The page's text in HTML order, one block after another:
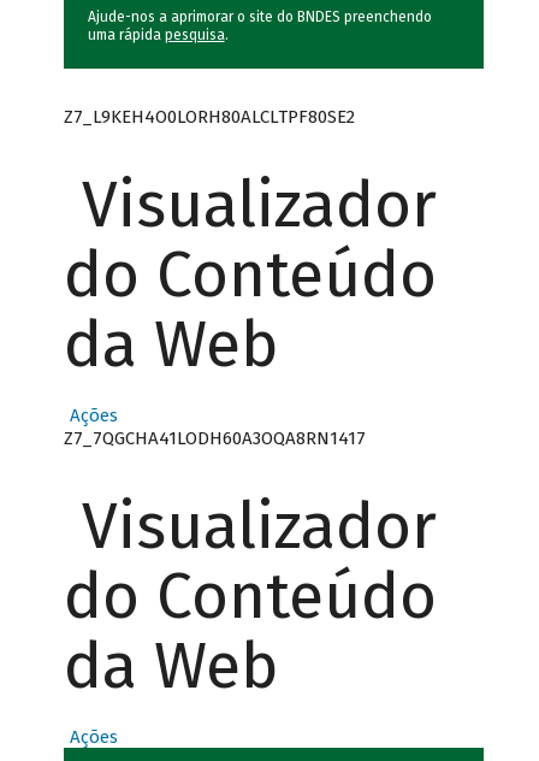
Ajude-nos a aprimorar o site do BNDES preenchendo
uma rápida pesquisa.
Z7_L9KEH4O0LORH80ALCLTPF80SE2
Visualizador
do Conteúdo
da Web
Ações
Z7_7QGCHA41LODH60A3OQA8RN1417
Visualizador
do Conteúdo
da Web
Ações